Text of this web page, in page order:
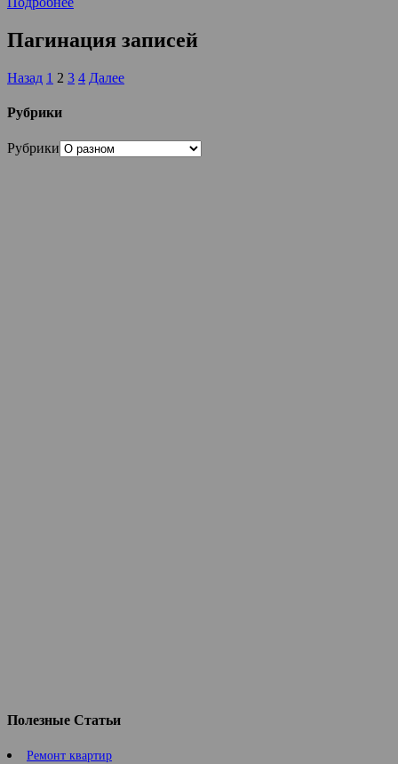
Пагинация записей
Назад 1 2 3 4 Далее
Рубрики
Рубрики
Полезные Статьи
Ремонт квартир